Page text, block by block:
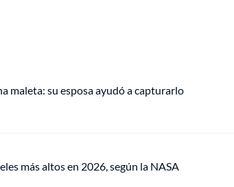
maleta: su esposa ayudó a capturarlo
más altos en 2026, según la NASA